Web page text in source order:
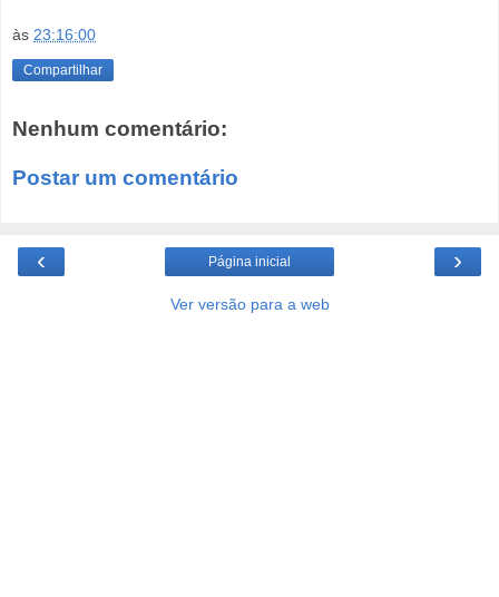
às 23:16:00
Compartilhar
Nenhum comentário:
Postar um comentário
‹ ›
Página inicial
Ver versão para a web